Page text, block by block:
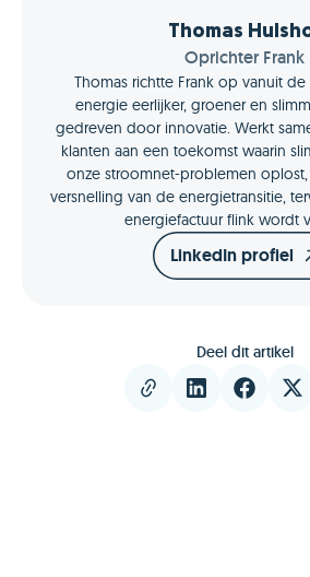
Thomas
Oprichter Frank
Thomas richtte Frank op vanuit
energie eerlijker, groener en
gedreven door innovatie. Werkt
klanten aan een toekomst waarin
onze stroomnet-problemen
versnelling van de energietransitie,
energiefactuur flink wordt
LinkedIn profiel
Deel dit artikel